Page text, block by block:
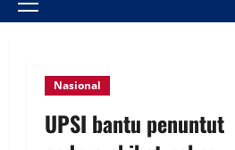
Nasional
UPSI bantu penuntut